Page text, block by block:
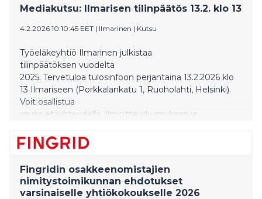
​​Mediakutsu: Ilmarisen tilinpäätös 13.2. klo 13​
4.2.2026 10:10:45 EET | Ilmarinen | Kutsu
Työeläkeyhtiö Ilmarinen julkistaa
tilinpäätöksen vuodelta
2025. Tervetuloa tulosinfoon perjantaina 13.2.2026 klo
13 Ilmariseen (Porkkalankatu 1, Ruoholahti, Helsinki).
Voit osallistua
myös etäyhteydellä. Ilmoittaudu mukaan ja
asioista sekä kysymään lisää.
Fingridin osakkeenomistajien
nimitystoimikunnan ehdotukset
varsinaiselle yhtiökokoukselle 2026